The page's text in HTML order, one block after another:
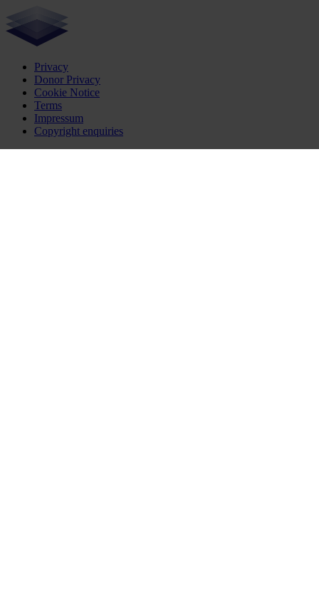
Privacy
Donor Privacy
Cookie Notice
Terms
Impressum
Copyright enquiries